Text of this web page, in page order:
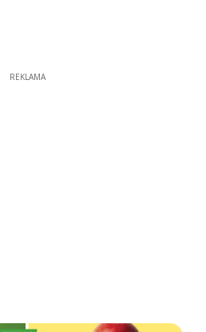
REKLAMA